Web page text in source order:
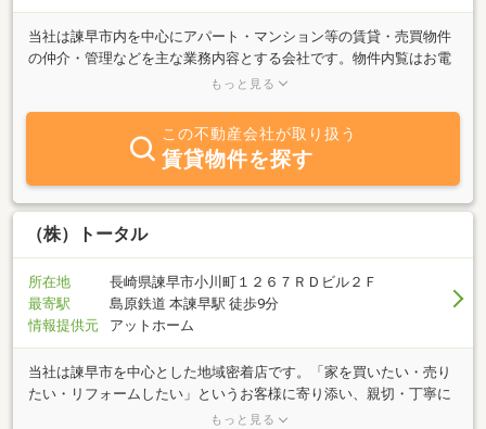
当社は諫早市内を中心にアパート・マンション等の賃貸・売買物件
の仲介・管理などを主な業務内容とする会社です。物件内覧はお電
話やメールでご予約いただけますとスムーズです！お気軽にお問合
もっと見る
この不動産会社が取り扱う
賃貸物件を探す
（株）トータル
所在地
長崎県諫早市小川町１２６７ＲＤビル２Ｆ
最寄駅
島原鉄道 本諫早駅 徒歩9分
情報提供元
アットホーム
当社は諫早市を中心とした地域密着店です。「家を買いたい・売り
たい・リフォームしたい」というお客様に寄り添い、親切・丁寧に
対応してまいります。尚、事前にご予約いただければ営業時間外や
もっと見る